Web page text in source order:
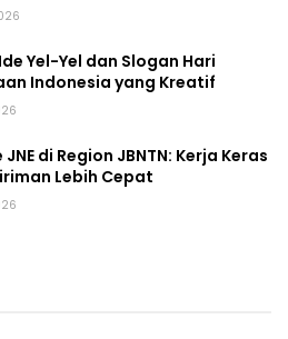
Yel-Yel dan Slogan Hari
Indonesia yang Kreatif
di Region JBNTN: Kerja Keras
Lebih Cepat